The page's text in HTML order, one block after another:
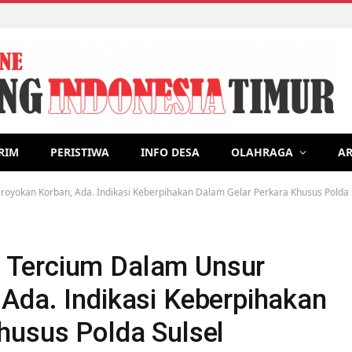
PERISTIWA INFO DESA OLAHRAGA
Korban, Ada. Indikasi Keberpihakan Dalam Gelar Perkara Khusus Polda
Dalam Unsur
Indikasi Keberpihakan
Polda Sulsel